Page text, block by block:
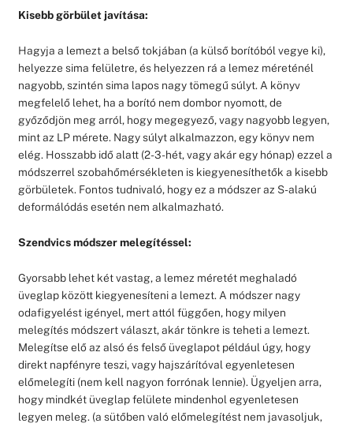
Kisebb görbület javítása:
Hagyja a lemezt a belső tokjában (a külső borítóból vegye ki),
helyezze sima felületre, és helyezzen rá a lemez méreténél
nagyobb, szintén sima lapos nagy tömegű súlyt. A könyv
megfelelő lehet, ha a borító nem dombor nyomott, de
győződjön meg arról, hogy megegyező, vagy nagyobb legyen,
mint az LP mérete. Nagy súlyt alkalmazzon, egy könyv nem
elég. Hosszabb idő alatt (2-3-hét, vagy akár egy hónap) ezzel a
módszerrel szobahőmérsékleten is kiegyenesíthetők a kisebb
görbületek. Fontos tudnivaló, hogy ez a módszer az S-alakú
deformálódás esetén nem alkalmazható.
Szendvics módszer melegítéssel:
Gyorsabb lehet két vastag, a lemez méretét meghaladó
üveglap között kiegyenesíteni a lemezt. A módszer nagy
odafigyelést igényel, mert attól függően, hogy milyen
melegítés módszert választ, akár tönkre is teheti a lemezt.
Melegítse elő az alsó és felső üveglapot például úgy, hogy
direkt napfényre teszi, vagy hajszárítóval egyenletesen
előmelegíti (nem kell nagyon forrónak lennie). Ügyeljen arra,
hogy mindkét üveglap felülete mindenhol egyenletesen
legyen meleg. (a sütőben való előmelegítést nem javasoljuk,